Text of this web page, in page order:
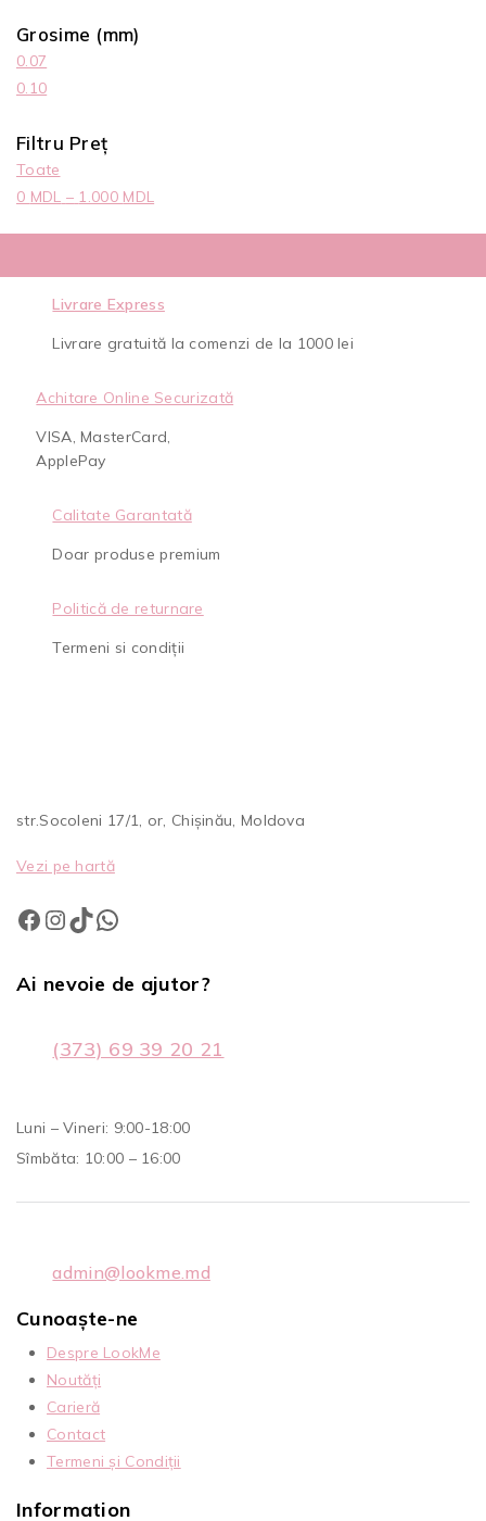
Grosime (mm)
0.07
0.10
Filtru Preț
Toate
0 MDL – 1.000 MDL
Livrare Express
Livrare gratuită la comenzi de la 1000 lei
Achitare Online Securizată
VISA, MasterCard,
ApplePay
Calitate Garantată
Doar produse premium
Politică de returnare
Termeni si condiții
str.Socoleni 17/1, or, Chișinău, Moldova
Vezi pe hartă
Ai nevoie de ajutor?
(373) 69 39 20 21
Luni – Vineri: 9:00-18:00
Sîmbăta: 10:00 – 16:00
admin@lookme.md
Cunoaște-ne
Despre LookMe
Noutăți
Carieră
Contact
Termeni și Condiții
Information